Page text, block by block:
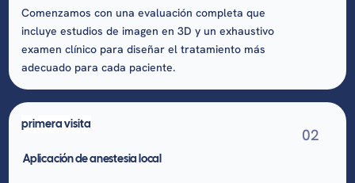
Comenzamos con una evaluación completa que
incluye estudios de imagen en 3D y un exhaustivo
examen clínico para diseñar el tratamiento más
adecuado para cada paciente.
primera visita
02
Aplicación de anestesia local